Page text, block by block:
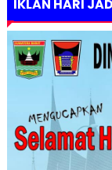
IKLAN HARI